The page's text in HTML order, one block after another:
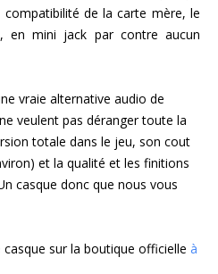
compatibilité de la carte mère, le
en mini jack par contre aucun
vraie alternative audio de
veulent pas déranger toute la
totale dans le jeu, son cout
et la qualité et les finitions
casque donc que nous vous
sur la boutique officielle à